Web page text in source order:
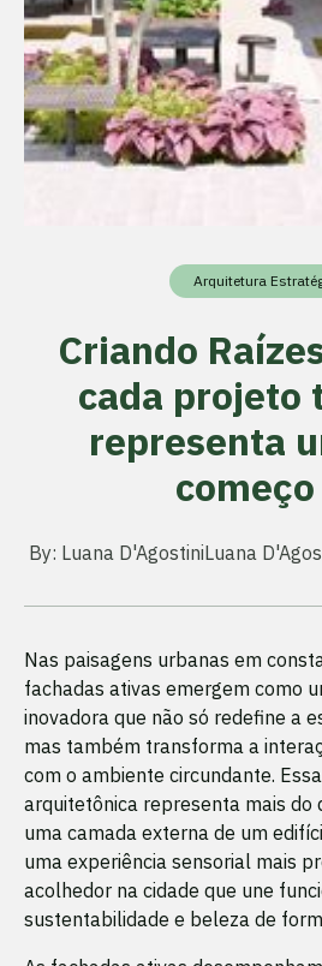
Arquitetura
Criando
cada projeto
representa
começo
By: Luana D'AgostiniLuana
Nas paisagens urbanas em
fachadas ativas emergem como
inovadora que não só redefine a
mas também transforma a
com o ambiente circundante.
arquitetônica representa mais do
uma camada externa de um
uma experiência sensorial mais
acolhedor na cidade que une
sustentabilidade e beleza de